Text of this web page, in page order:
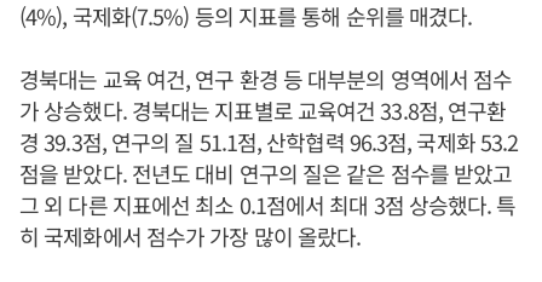
(4%), 국제화(7.5%) 등의 지표를 통해 순위를 매겼다.
경북대는 교육 여건, 연구 환경 등 대부분의 영역에서 점수
가 상승했다. 경북대는 지표별로 교육여건 33.8점, 연구환
경 39.3점, 연구의 질 51.1점, 산학협력 96.3점, 국제화 53.2
점을 받았다. 전년도 대비 연구의 질은 같은 점수를 받았고
그 외 다른 지표에선 최소 0.1점에서 최대 3점 상승했다. 특
히 국제화에서 점수가 가장 많이 올랐다.